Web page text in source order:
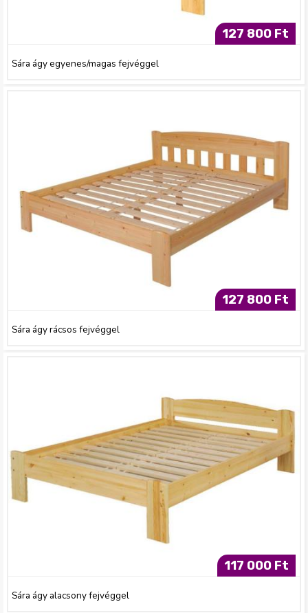
127 800 Ft
Sára ágy egyenes/magas fejvéggel
127 800 Ft
Sára ágy rácsos fejvéggel
117 000 Ft
Sára ágy alacsony fejvéggel